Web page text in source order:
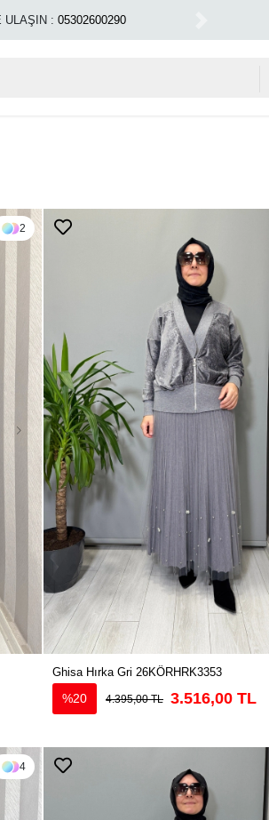
Dalida marka ürünlerde %30 indirim.
ÜZERİ ÜCRETSİZ KARGO
2
Ghisa Hırka Gri 26KÖRHRK3353
%20 4.395,00 TL 3.516,00 TL
4